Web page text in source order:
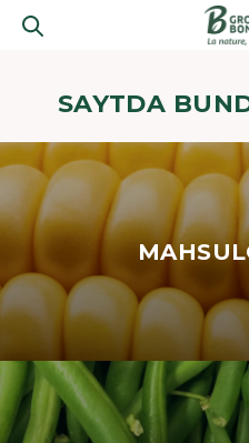
SAYTDA